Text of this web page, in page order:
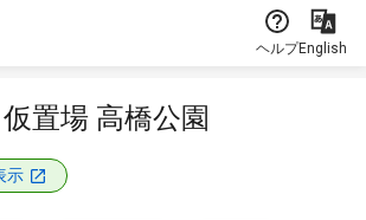
ヘルプEnglish
置場 高橋公園
示